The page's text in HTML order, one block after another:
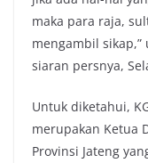
maka para raja,
mengambil sikap,”
siaran persnya,
Untuk diketahui,
merupakan Ketua
Provinsi Jateng